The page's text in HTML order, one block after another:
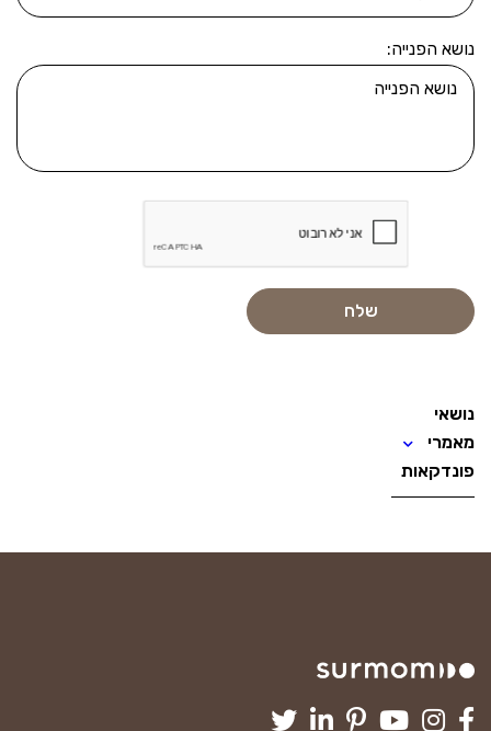
נושא הפנייה:
נושאי
מאמרי
פונדקאות